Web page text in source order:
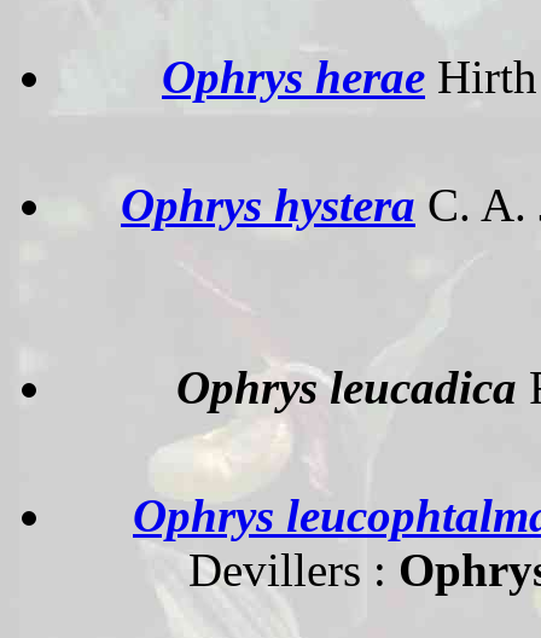
Ophrys herae
Ophrys hystera C. A.
Ophrys leucadica
Ophrys
Devillers :